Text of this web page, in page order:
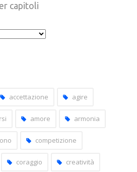
capitoli
accettazione agire
amore armonia
competizione
coraggio creatività